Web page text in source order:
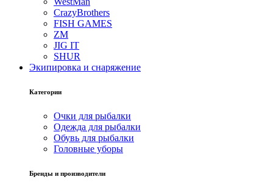
CrazyBrothers
FISH GAMES
ZM
JIG IT
SHUR
Экипировка и снаряжение
Категории
Очки для рыбалки
Одежда для рыбалки
Обувь для рыбалки
Головные уборы
Бренды и производители